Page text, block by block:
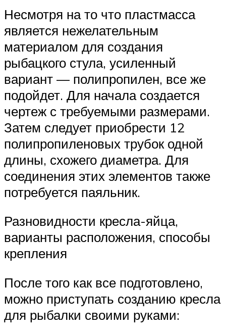
Несмотря на то что пластмасса
является нежелательным
материалом для создания
рыбацкого стула, усиленный
вариант — полипропилен, все же
подойдет. Для начала создается
чертеж с требуемыми размерами.
Затем следует приобрести 12
полипропиленовых трубок одной
длины, схожего диаметра. Для
соединения этих элементов также
потребуется паяльник.
Разновидности кресла-яйца,
варианты расположения, способы
крепления
После того как все подготовлено,
можно приступать созданию кресла
для рыбалки своими руками: